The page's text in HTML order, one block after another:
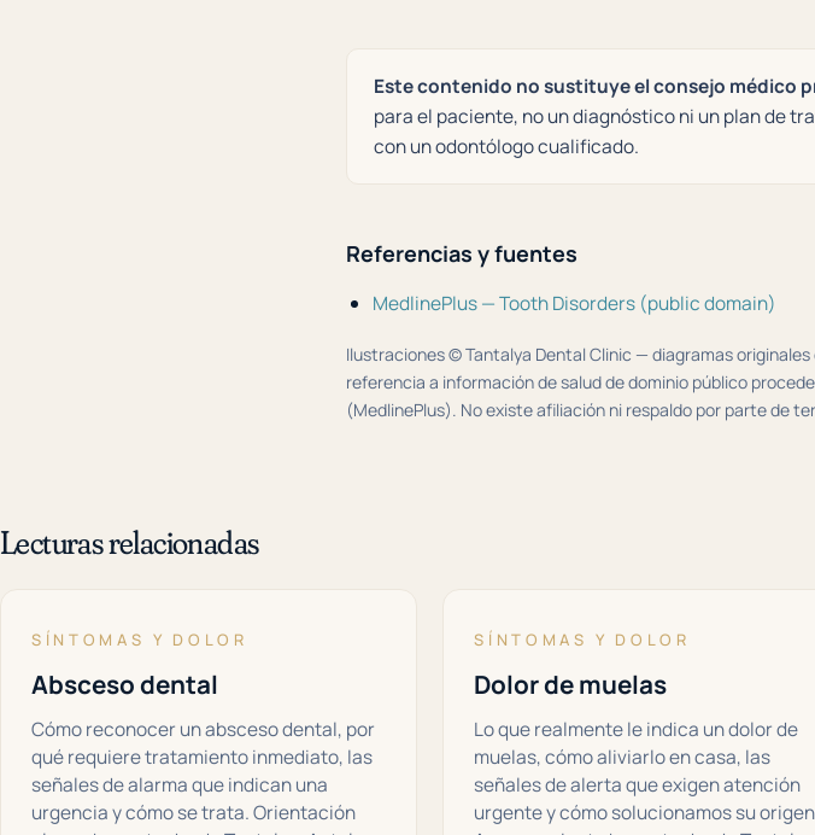
Este contenido no sustituye el consejo médico
para el paciente, no un diagnóstico ni un plan de
con un odontólogo cualificado.
Referencias y fuentes
MedlinePlus — Tooth Disorders (public domain)
Ilustraciones © Tantalya Dental Clinic — diagramas
referencia a información de salud de dominio público
(MedlinePlus). No existe afiliación ni respaldo por parte de
Lecturas relacionadas
SÍNTOMAS Y DOLOR
Absceso dental
Cómo reconocer un absceso dental, por
qué requiere tratamiento inmediato, las
señales de alarma que indican una
urgencia y cómo se trata. Orientación
SÍNTOMAS Y DOLOR
Dolor de muelas
Lo que realmente le indica un dolor de
muelas, cómo aliviarlo en casa, las
señales de alerta que exigen atención
urgente y cómo solucionamos su